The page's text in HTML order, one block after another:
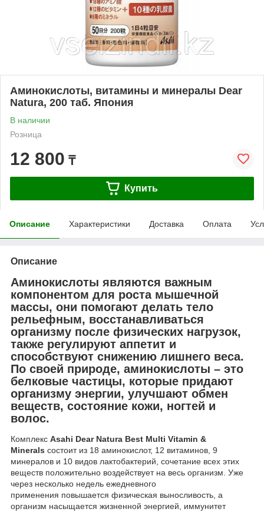
Аминокислоты, витамины и минералы Dear
Natura, 200 таб. Япония
В наличии
Розница
12 800 ₸
Купить
Описание Характеристики Доставка Оплата
Описание
Аминокислоты являются важным
компонентом для роста мышечной
массы, они помогают делать тело
рельефным, восстанавливаться
организму после физических нагрузок,
также регулируют аппетит и
способствуют снижению лишнего веса.
По своей природе, аминокислоты – это
белковые частицы, которые придают
организму энергии, улучшают обмен
веществ, состояние кожи, ногтей и
волос.
Комплекс Asahi Dear Natura Best Multi Vitamin &
Minerals состоит из 18 аминокислот, 12 витаминов, 9
минералов и 10 видов лактобактерий, сочетание всех этих
веществ положительно воздействует на весь организм. Уже
через несколько недель ежедневного
применения повышается физическая выносливость, а
организм насыщается жизненной энергией, иммунитет